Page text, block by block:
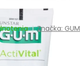
Značka:GUM